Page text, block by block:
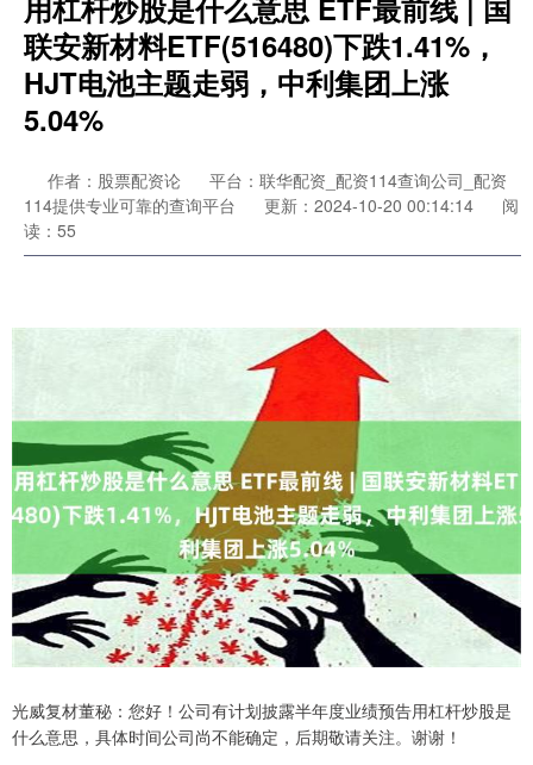
用杠杆炒股是什么意思 ETF最前线 | 国
联安新材料ETF(516480)下跌1.41%，
HJT电池主题走弱，中利集团上涨
5.04%
作者：股票配资论
平台：联华配资_配资114查询公司_配资
114提供专业可靠的查询平台
更新：2024-10-20 00:14:14
阅
读：55
光威复材董秘：您好！公司有计划披露半年度业绩预告用杠杆炒股是
什么意思，具体时间公司尚不能确定，后期敬请关注。谢谢！